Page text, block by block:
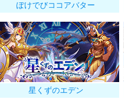
ぽけでびココアバター
星くずのエデン